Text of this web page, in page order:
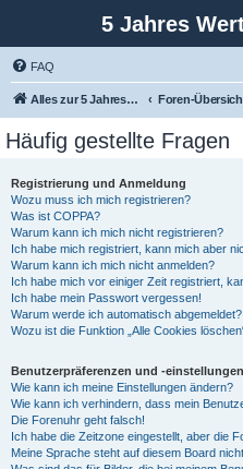
5 Jahres
FAQ
Alles zur 5 Jahreswertung / Tabelle der UEFA mit vielen Statistiken. Foren-
Häufig gestellte Fragen
Registrierung und Anmeldung
Wozu muss ich mich registrieren?
Was ist COPPA?
Warum kann ich mich nicht registrieren?
Ich habe mich registriert, kann mich aber
Warum kann ich mich nicht anmelden?
Ich habe mich vor einiger Zeit registriert,
Ich habe mein Passwort vergessen!
Warum werde ich automatisch abgemeldet?
Wozu ist die Funktion „Alle Cookies
Benutzerpräferenzen und -einstellungen
Wie kann ich meine Einstellungen ändern?
Wie kann ich verhindern, dass mein
Die Forenuhr geht falsch!
Ich habe die Zeitzone eingestellt, aber die
Meine Sprache steht auf diesem Board